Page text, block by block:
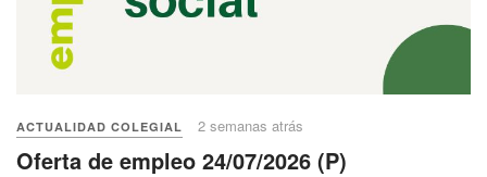
ACTUALIDAD COLEGIAL 2 semanas atrás
Oferta de empleo 24/07/2026 (P)